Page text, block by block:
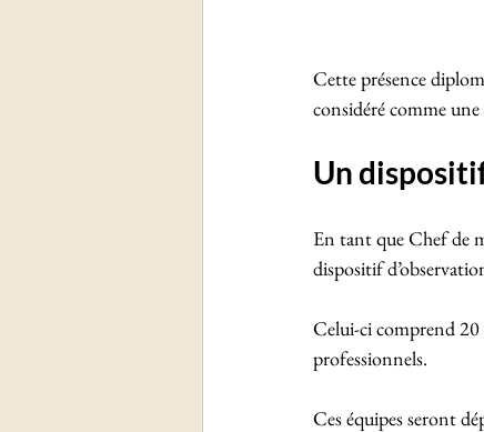
Cette présence
considéré comme
Un
En tant que Chef de
dispositif
Celui-ci comprend 20
professionnels.
Ces équipes seront